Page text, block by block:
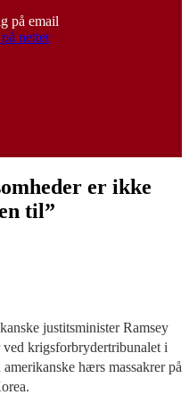
på email
er ikke
til”
justitsminister Ramsey
krigsforbrydertribunalet i
hærs massakrer på